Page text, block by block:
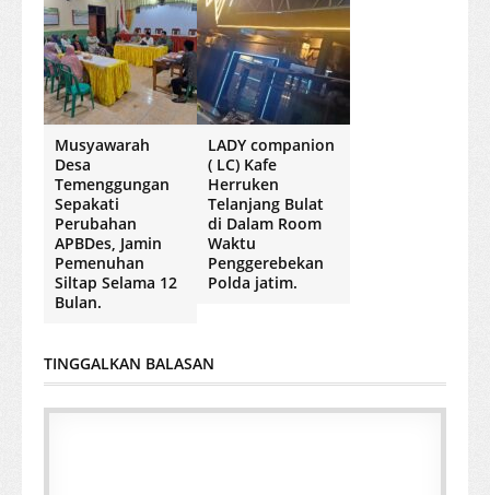
Musyawarah
Desa
Temenggungan
Sepakati
Perubahan
APBDes, Jamin
Pemenuhan
Siltap Selama 12
Bulan.
LADY companion
( LC) Kafe
Herruken
Telanjang Bulat
di Dalam Room
Waktu
Penggerebekan
Polda jatim.
TINGGALKAN BALASAN